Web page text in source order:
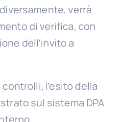
verrà
di verifica, con
dell’invito a
l’esito della
sul sistema DPA